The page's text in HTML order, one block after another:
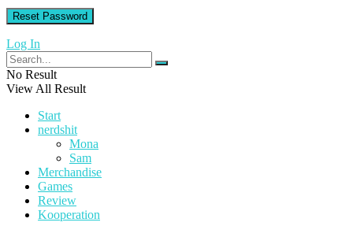
Log In
No Result
View All Result
Start
nerdshit
Mona
Sam
Merchandise
Games
Review
Kooperation